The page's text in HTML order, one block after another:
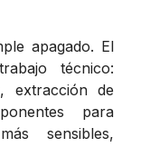
apagado. El
técnico:
extracción de
para
sensibles,